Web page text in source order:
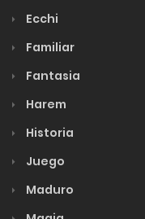
Ecchi
Familiar
Fantasia
Harem
Historia
Juego
Maduro